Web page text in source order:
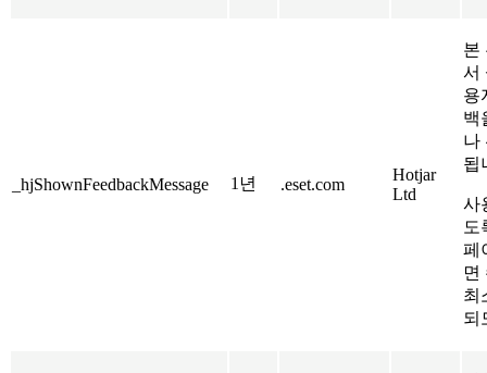
_hjShownFeedbackMessage 1년 .eset.com
Hotjar
Ltd
본
서
용
백
나
됩
사
도
페
면
최
되